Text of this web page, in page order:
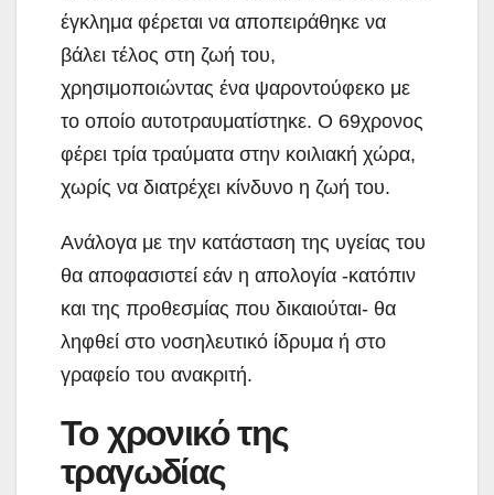
έγκλημα φέρεται να αποπειράθηκε να
βάλει τέλος στη ζωή του,
χρησιμοποιώντας ένα ψαροντούφεκο με
το οποίο αυτοτραυματίστηκε. Ο 69χρονος
φέρει τρία τραύματα στην κοιλιακή χώρα,
χωρίς να διατρέχει κίνδυνο η ζωή του.
Ανάλογα με την κατάσταση της υγείας του
θα αποφασιστεί εάν η απολογία -κατόπιν
και της προθεσμίας που δικαιούται- θα
ληφθεί στο νοσηλευτικό ίδρυμα ή στο
γραφείο του ανακριτή.
Το χρονικό της
τραγωδίας